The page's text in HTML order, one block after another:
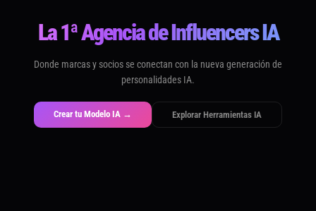
La 1ª Agencia de Influencers IA
Donde marcas y socios se conectan con la nueva generación de
personalidades IA.
Crear tu Modelo IA → Explorar Herramientas IA